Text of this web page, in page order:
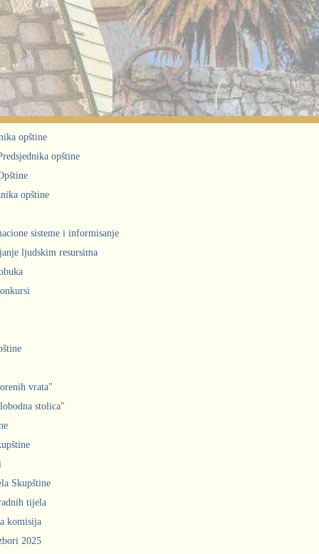
opštine
opštine
opštine
sisteme i informisanje
ljudskim resursima
vrata"
stolica"
Skupštine
tijela
komisija
2025